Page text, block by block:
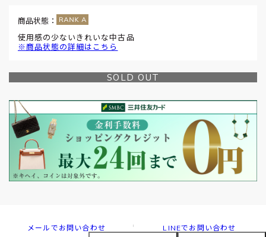
商品状態：
使用感の少ないきれいな中古品
※商品状態の詳細はこちら
SOLD OUT
メールでお問い合わせ LINEでお問い合わせ